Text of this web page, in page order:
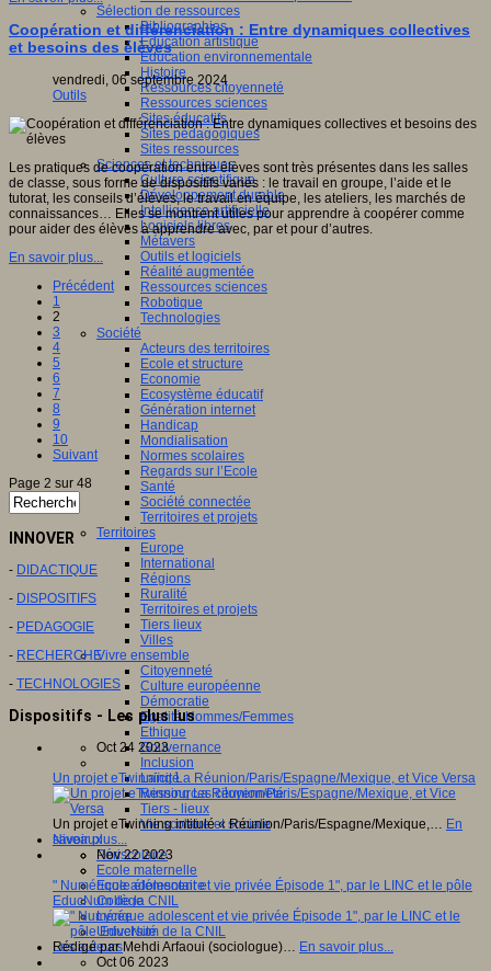
Sélection de ressources
Bibliographies
Education artistique
Education environnementale
Histoire
Ressources citoyenneté
Ressources sciences
Sites éducatifs
Sites pédagogiques
Sites ressources
Sciences et techniques
Culture scientifique
Développement durable
Intelligence artificielle
Logiciels libres
Métavers
Outils et logiciels
Réalité augmentée
Ressources sciences
Robotique
Technologies
Société
Acteurs des territoires
Ecole et structure
Economie
Ecosystème éducatif
Génération internet
Handicap
Mondialisation
Normes scolaires
Regards sur l’Ecole
Santé
Société connectée
Territoires et projets
Territoires
Europe
International
Régions
Ruralité
Territoires et projets
Tiers lieux
Villes
Vivre ensemble
Citoyenneté
Culture européenne
Démocratie
Egalité Hommes/Femmes
Ethique
Gouvernance
Inclusion
Laïcité
Ressources citoyenneté
Tiers - lieux
Vie scolaire et sociale
Niveaux
Périscolaire
Ecole maternelle
Ecole élémentaire
Collège
Lycée
Université
Les auteurs
Coopération et différenciation : Entre dynamiques collectives
et besoins des élèves
vendredi, 06 septembre 2024
Outils
Les pratiques de coopération entre élèves sont très présentes dans les salles
de classe, sous forme de dispositifs variés : le travail en groupe, l’aide et le
tutorat, les conseils d’élèves, le travail en équipe, les ateliers, les marchés de
connaissances… Elles se montrent utiles pour apprendre à coopérer comme
pour aider des élèves à apprendre avec, par et pour d’autres.
En savoir plus...
Précédent
1
2
3
4
5
6
7
8
9
10
Suivant
Page 2 sur 48
INNOVER
- DIDACTIQUE
- DISPOSITIFS
- PEDAGOGIE
- RECHERCHE
- TECHNOLOGIES
Dispositifs - Les plus lus
Oct 24 2023
Un projet eTwinning La Réunion/Paris/Espagne/Mexique, et Vice Versa
Un projet eTwinning intitulé « Réunion/Paris/Espagne/Mexique,… En
savoir plus...
Nov 22 2023
" Numérique adolescent et vie privée Épisode 1", par le LINC et le pôle
EducNum de la CNIL
Rédigé par Mehdi Arfaoui (sociologue)… En savoir plus...
Oct 06 2023